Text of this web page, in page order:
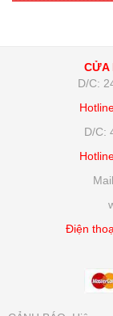
CỬA
D/C:
D/C:
Điện